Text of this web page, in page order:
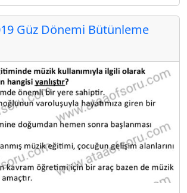
Güz Dönemi Bütünleme